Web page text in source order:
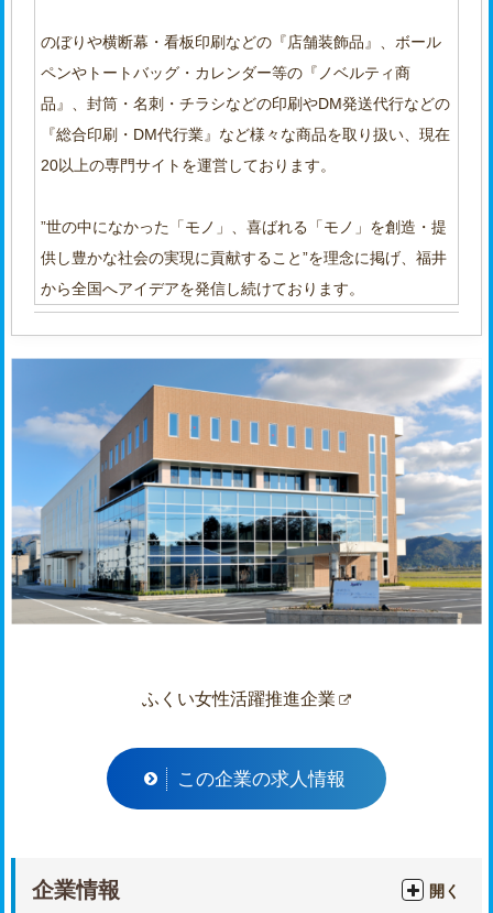
のぼりや横断幕・看板印刷などの『店舗装飾品』、ボール
ペンやトートバッグ・カレンダー等の『ノベルティ商
品』、封筒・名刺・チラシなどの印刷やDM発送代行などの
『総合印刷・DM代行業』など様々な商品を取り扱い、現在
20以上の専門サイトを運営しております。
”世の中になかった「モノ」、喜ばれる「モノ」を創造・提
供し豊かな社会の実現に貢献すること”を理念に掲げ、福井
から全国へアイデアを発信し続けております。
ふくい女性活躍推進企業
この企業の求人情報
企業情報 開く